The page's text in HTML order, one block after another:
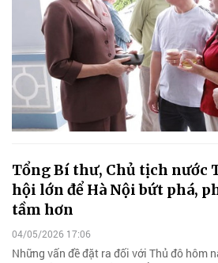
Tổng Bí thư, Chủ tịch nước
hội lớn để Hà Nội bứt phá,
tầm hơn
04/05/2026 17:06
Những vấn đề đặt ra đối với Thủ đô hôm